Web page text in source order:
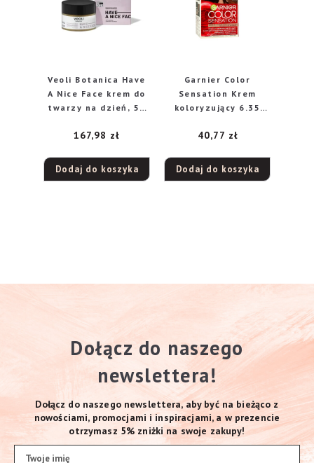
Veoli Botanica Have
A Nice Face krem do
twarzy na dzień, 50
167,98 zł
Dodaj do koszyka
Garnier Color
Sensation Krem
koloryzujący 6.35
Szykowny jasny
40,77 zł
Dodaj do koszyka
Dołącz do naszego
newslettera!
Dołącz do naszego newslettera, aby być na bieżąco z
nowościami, promocjami i inspiracjami, a w prezencie
otrzymasz 5% zniżki na swoje zakupy!